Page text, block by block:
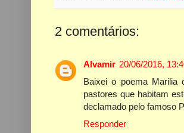
2 comentários:
Alvamir 20/06/2016,
Baixei o poema Marilia
pastores que habitam
declamado pelo famoso
Responder